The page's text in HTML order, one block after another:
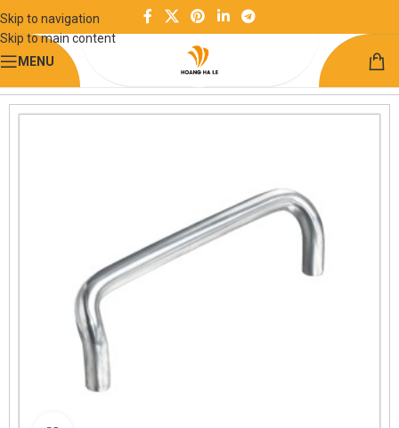
Skip to navigation
Skip to main content
MENU
Trang chủ
Kết cấu khung công nghiệp Tay nắm cửa & ngăn kéo